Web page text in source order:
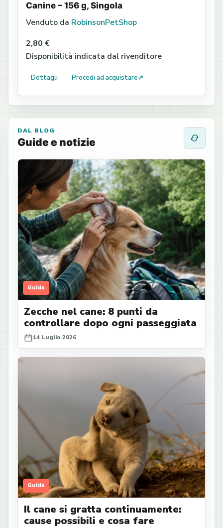
Canine – 156 g, Singola
Venduto da RobinsonPetShop
2,80 €
Disponibilità indicata dal rivenditore
Dettagli Procedi ad acquistare↗
DAL BLOG
Guide e notizie
Guida
Zecche nel cane: 8 punti da
controllare dopo ogni passeggiata
14 Luglio 2026
Guida
Il cane si gratta continuamente:
cause possibili e cosa fare